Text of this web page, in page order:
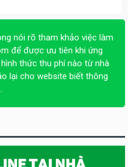
nói rõ tham khảo việc làm
để được ưu tiên khi ứng
thức thu phí nào từ nhà
lại cho website biết thông